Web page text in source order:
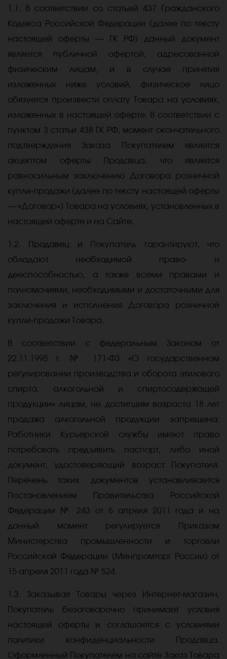
1.1. В соответствии со статьей 437 Гражданского
Кодекса Российской Федерации (далее по тексту
настоящей оферты — ГК РФ) данный документ
является публичной офертой, адресованной
физическим лицам, и в случае принятия
изложенных ниже условий, физическое лицо
обязуется произвести оплату Товара на условиях,
изложенных в настоящей оферте. В соответствии с
пунктом 3 статьи 438 ГК РФ, момент окончательного
подтверждения Заказа Покупателем является
акцептом оферты Продавца, что является
равносильным заключению Договора розничной
купли-продажи (далее по тексту настоящей оферты
— «Договор») Товара на условиях, установленных в
настоящей оферте и на Сайте.
1.2. Продавец и Покупатель гарантируют, что
обладают необходимой право- и
дееспособностью, а также всеми правами и
полномочиями, необходимыми и достаточными для
заключения и исполнения Договора розничной
купли-продажи Товара.
В соответствии с федеральным Законом от
22.11.1995 г. № 171-ФЗ «О государственном
регулировании производства и оборота этилового
спирта, алкогольной и спиртосодержащей
продукции» лицам, не достигшим возраста 18 лет
продажа алкогольной продукции запрещена.
Работники Курьерской службы имеют право
потребовать предъявить паспорт, либо иной
документ, удостоверяющий возраст Покупателя.
Перечень таких документов устанавливается
Постановлением Правительства Российской
Федерации № 243 от 6 апреля 2011 года и на
данный момент регулируется Приказом
Министерства промышленности и торговли
Российской Федерации (Минпромторг России) от
15 апреля 2011 года № 524.
1.3. Заказывая Товары через Интернет-магазин,
Покупатель безоговорочно принимает условия
настоящей оферты и соглашается с условиями
политики конфиденциальности Продавца.
Оформленный Покупателем на сайте Заказ Товара